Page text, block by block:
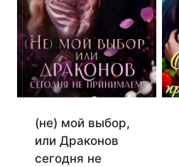
(не) мой выбор,
или Драконов
сегодня не